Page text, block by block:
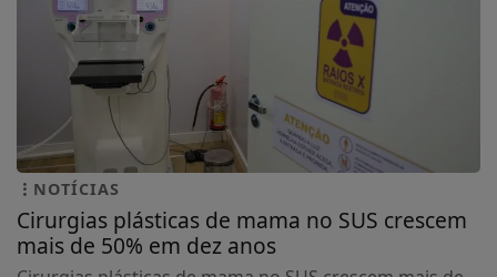
NOTÍCIAS
Cirurgias plásticas de mama no SUS crescem
mais de 50% em dez anos